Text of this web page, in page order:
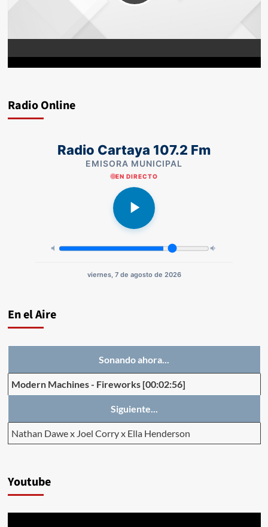
Radio Online
Radio Cartaya 107.2 Fm
EMISORA MUNICIPAL
EN DIRECTO
viernes, 7 de agosto de 2026
En el Aire
Sonando ahora...
Modern Machines- Fireworks [00:02:56]
Siguiente...
Nathan Dawe x Joel Corry x Ella Henderson
Youtube